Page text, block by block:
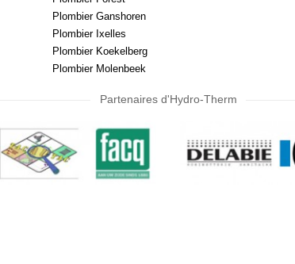
Plombier Ganshoren
Plombier Ixelles
Plombier Koekelberg
Plombier Molenbeek
Partenaires d'Hydro-Therm